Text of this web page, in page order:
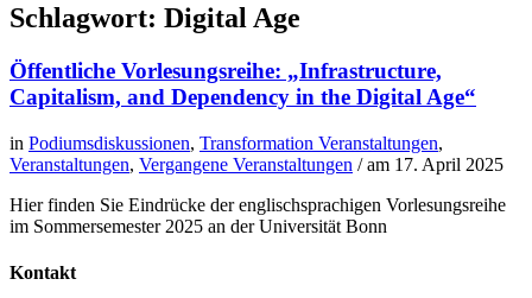
Schlagwort: Digital Age
Öffentliche Vorlesungsreihe: „Infrastructure,
Capitalism, and Dependency in the Digital Age“
in Podiumsdiskussionen, Transformation Veranstaltungen,
Veranstaltungen, Vergangene Veranstaltungen / am 17. April 2025
Hier finden Sie Eindrücke der englischsprachigen Vorlesungsreihe
im Sommersemester 2025 an der Universität Bonn
Kontakt